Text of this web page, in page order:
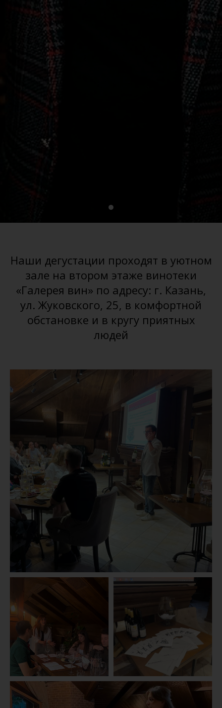
Наши дегустации проходят в уютном
зале на втором этаже винотеки
«Галерея вин» по адресу: г. Казань,
ул. Жуковского, 25, в комфортной
обстановке и в кругу приятных
людей